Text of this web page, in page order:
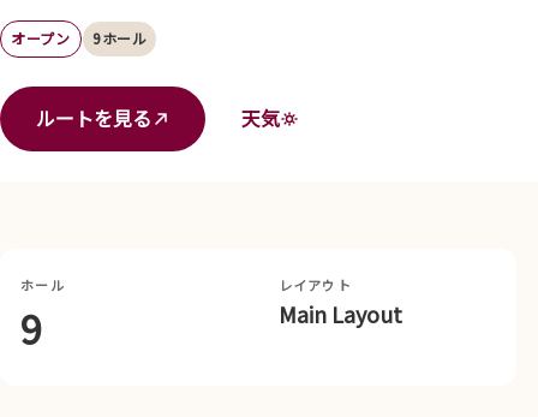
オープン 9ホール
ルートを見る 天気
ホール
9
レイアウト
Main Layout